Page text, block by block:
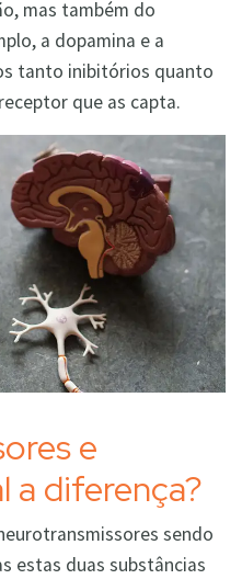
mas também do
a dopamina e a
tanto inibitórios quanto
que as capta.
e
a diferença?
sendo
estas duas substâncias